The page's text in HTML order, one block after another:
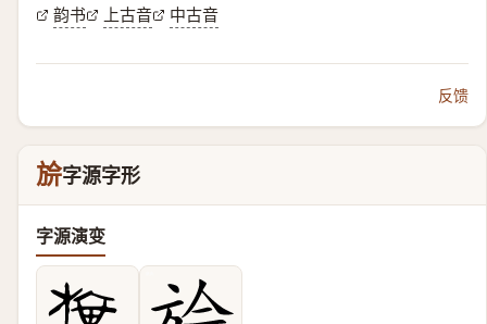
韵书 上古音 中古音
反馈
㫅字源字形
字源演变